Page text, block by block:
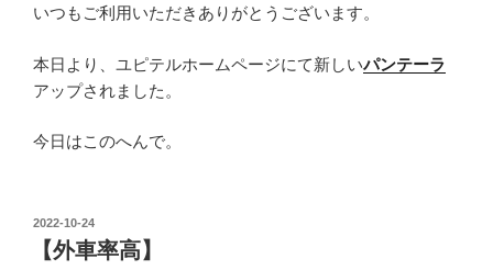
いつもご利用いただきありがとうございます。
本日より、ユピテルホームページにて新しいパンテーラ
アップされました。
今日はこのへんで。
投
稿
日:
2022-10-24
【外車率高】